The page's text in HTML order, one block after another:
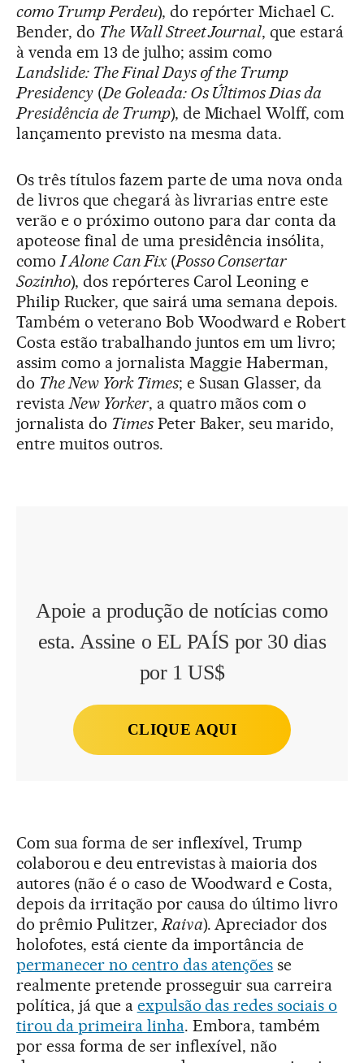
como Trump Perdeu), do repórter Michael C.
Bender, do The Wall Street Journal, que estará
à venda em 13 de julho; assim como
Landslide: The Final Days of the Trump
Presidency(De Goleada: Os Últimos Dias da
Presidência de Trump), de Michael Wolff, com
lançamento previsto na mesma data.
Os três títulos fazem parte de uma nova onda
de livros que chegará às livrarias entre este
verão e o próximo outono para dar conta da
apoteose final de uma presidência insólita,
comoI Alone Can Fix(Posso Consertar
Sozinho), dos repórteres Carol Leoning e
Philip Rucker, que sairá uma semana depois.
Também o veterano Bob Woodward e Robert
Costa estão trabalhando juntos em um livro;
assim como a jornalista Maggie Haberman,
do The New York Times; e Susan Glasser, da
revistaNew Yorker, a quatro mãos com o
jornalista do TimesPeter Baker, seu marido,
entre muitos outros.
Apoie a produção de notícias como
esta. Assine o EL PAÍS por 30 dias
por 1 US$
CLIQUE AQUI
Com sua forma de ser inflexível, Trump
colaborou e deu entrevistas à maioria dos
autores (não é o caso de Woodward e Costa,
depois da irritação por causa do último livro
do prêmio Pulitzer, Raiva). Apreciador dos
holofotes, está ciente da importância de
permanecer no centro das atenções se
realmente pretende prosseguir sua carreira
política, já que a expulsão das redes sociais o
tirou da primeira linha. Embora, também
por essa forma de ser inflexível, não